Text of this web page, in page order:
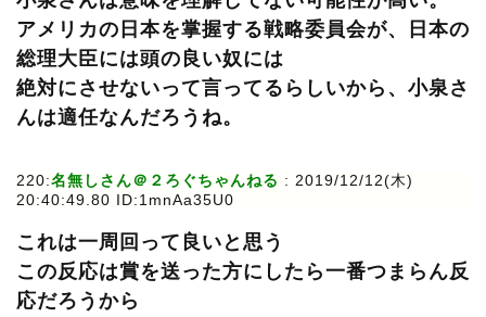
アメリカの日本を掌握する戦略委員会が、日本の
総理大臣には頭の良い奴には
絶対にさせないって言ってるらしいから、小泉さ
んは適任なんだろうね。
220:名無しさん＠２ろぐちゃんねる : 2019/12/12(木)
20:40:49.80 ID:1mnAa35U0
これは一周回って良いと思う
この反応は賞を送った方にしたら一番つまらん反
応だろうから